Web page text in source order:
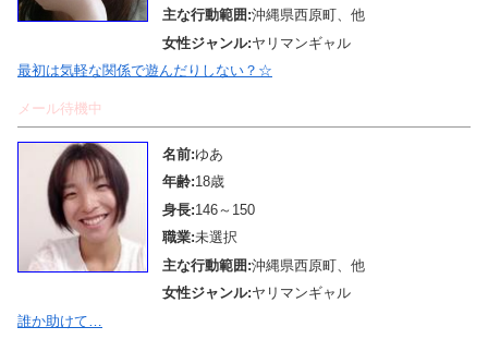
主な行動範囲:沖縄県西原町、他
女性ジャンル:ヤリマンギャル
最初は気軽な関係で遊んだりしない？☆
メール待機中
名前:ゆあ
年齢:18歳
身長:146～150
職業:未選択
主な行動範囲:沖縄県西原町、他
女性ジャンル:ヤリマンギャル
誰か助けて…